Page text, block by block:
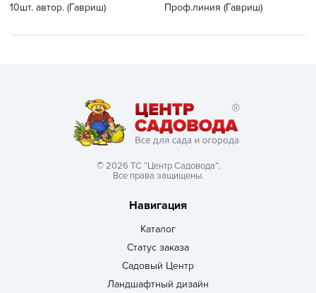
10шт. автор. (Гавриш)
Проф.линия (Гавриш)
© 2026 ТС “Центр Садовода”.
Все права защищены.
Навигация
Каталог
Статус заказа
Садовый Центр
Ландшафтный дизайн